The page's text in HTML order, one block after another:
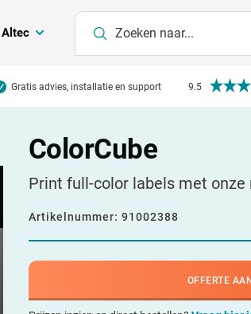
Altec
Gratis advies, installatie en support 9.5
ColorCube
Print full-color labels met
Artikelnummer: 91002388
OFFERTE